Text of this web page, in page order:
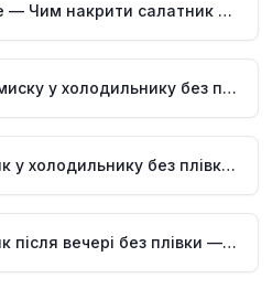
Вощанка 35×50 Uf.Bee — Чим накрити салатник на кухні, багаторазово
Чим накрити велику миску у холодильнику без плівки — вощанка 35×50 Uf.Bee
Чим накрити салатник у холодильнику без плівки — вощанка 35×50 Uf.Bee
Чим накрити салатник після вечері без плівки — вощанка 35×50 Uf.Bee